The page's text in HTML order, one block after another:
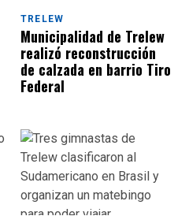
TRELEW
Municipalidad de Trelew
realizó reconstrucción
de calzada en barrio Tiro
Federal